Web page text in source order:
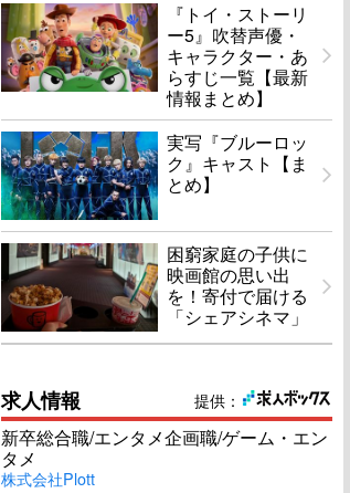
『トイ・ストーリ
ー5』吹替声優・
キャラクター・あ
らすじ一覧【最新
情報まとめ】
実写『ブルーロッ
ク』キャスト【ま
とめ】
困窮家庭の子供に
映画館の思い出
を！寄付で届ける
「シェアシネマ」
提供：
求人情報
新卒総合職/エンタメ企画職/ゲーム・エン
タメ
株式会社Plott